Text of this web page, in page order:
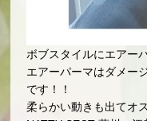
ボブスタイルにエアー
エアーパーマはダメー
です！！
柔らかい動きも出てオ